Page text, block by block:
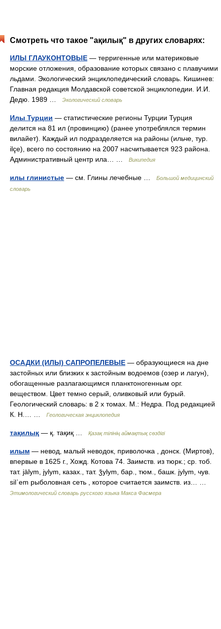
Смотреть что такое "ақилық" в других словарях:
ИЛЫ ГЛАУКОНТОВЫЕ — терригенные или материковые
морские отложения, образование которых связано с плавучими
льдами. Экологический энциклопедический словарь. Кишинев:
Главная редакция Молдавской советской энциклопедии. И.И.
Дедю. 1989 …
Экологический словарь
Илы Турции — статистические регионы Турции Турция
делится на 81 ил (провинцию) (ранее употреблялся термин
вилайет). Каждый ил подразделяется на районы (ильче, тур.
ilçe), всего по состоянию на 2007 насчитывается 923 района.
Административный центр ила… …
Википедия
илы глинистые — см. Глины лечебные …
Большой медицинский
словарь
ОСАДКИ (ИЛЫ) САПРОПЕЛЕВЫЕ — образующиеся на дне
застойных или близких к застойным водоемов (озер и лагун),
обогащенные разлагающимся планктоногенным орг.
веществом. Цвет темно серый, оливковый или бурый.
Геологический словарь: в 2 х томах. М.: Недра. Под редакцией
К. Н.… …
Геологическая энциклопедия
тақилық — қ. тақиқ … Қазақ тілінің аймақтық сөздігі
илым — невод, малый неводок, приволочка , донск. (Миртов),
впервые в 1625 г., Хожд. Котова 74. Заимств. из тюрк.; ср. тоб.
тат. jälym, jylym, казах., тат. ǯуlуm, бар., тюм., башк. jylym, чув.
sil᾽еm рыболовная сеть , которое считается заимств. из… …
Этимологический словарь русского языка Макса Фасмера